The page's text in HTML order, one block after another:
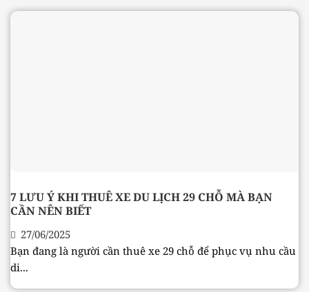
7 LƯU Ý KHI THUÊ XE DU LỊCH 29 CHỖ MÀ BẠN
CẦN NÊN BIẾT
Bạn đang là người cần thuê xe 29 chỗ để phục vụ nhu cầu
di...
27/06/2025